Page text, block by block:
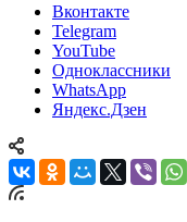
Вконтакте
Telegram
YouTube
Одноклассники
WhatsApp
Яндекс.Дзен